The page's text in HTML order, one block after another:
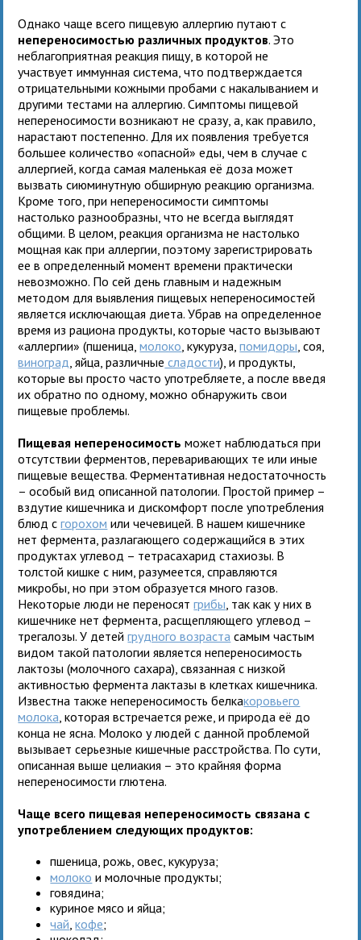
Однако чаще всего пищевую аллергию путают с
непереносимостью различных продуктов. Это
неблагоприятная реакция пищу, в которой не
участвует иммунная система, что подтверждается
отрицательными кожными пробами с накалыванием и
другими тестами на аллергию. Симптомы пищевой
непереносимости возникают не сразу, а, как правило,
нарастают постепенно. Для их появления требуется
большее количество «опасной» еды, чем в случае с
аллергией, когда самая маленькая её доза может
вызвать сиюминутную обширную реакцию организма.
Кроме того, при непереносимости симптомы
настолько разнообразны, что не всегда выглядят
общими. В целом, реакция организма не настолько
мощная как при аллергии, поэтому зарегистрировать
ее в определенный момент времени практически
невозможно. По сей день главным и надежным
методом для выявления пищевых непереносимостей
является исключающая диета. Убрав на определенное
время из рациона продукты, которые часто вызывают
«аллергии» (пшеница,молоко , кукуруза,помидоры , соя,
виноград , яйца, различные сладости), и продукты,
которые вы просто часто употребляете, а после введя
их обратно по одному, можно обнаружить свои
пищевые проблемы.
Пищевая непереносимость может наблюдаться при
отсутствии ферментов, переваривающих те или иные
пищевые вещества. Ферментативная недостаточность
– особый вид описанной патологии. Простой пример –
вздутие кишечника и дискомфорт после употребления
блюд сгорохом или чечевицей. В нашем кишечнике
нет фермента, разлагающего содержащийся в этих
продуктах углевод – тетрасахарид стахиозы. В
толстой кишке с ним, разумеется, справляются
микробы, но при этом образуется много газов.
Некоторые люди не переносятгрибы , так как у них в
кишечнике нет фермента, расщепляющего углевод –
трегалозы. У детейгрудного возраста самым частым
видом такой патологии является непереносимость
лактозы (молочного сахара), связанная с низкой
активностью фермента лактазы в клетках кишечника.
Известна также непереносимость белкакоровьего
молока , которая встречается реже, и природа её до
конца не ясна. Молоко у людей с данной проблемой
вызывает серьезные кишечные расстройства. По сути,
описанная выше целиакия – это крайняя форма
непереносимости глютена.
Чаще всего пищевая непереносимость связана с
употреблением следующих продуктов:
пшеница, рожь, овес, кукуруза;
молоко и молочные продукты;
говядина;
куриное мясо и яйца;
чай ,кофе;